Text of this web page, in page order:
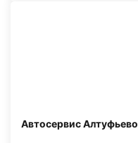
Автосервис Алтуфьево